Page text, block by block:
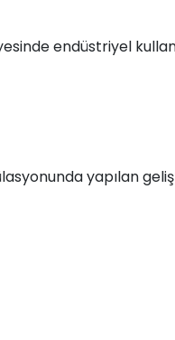
endüstriyel
yapılan